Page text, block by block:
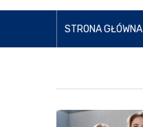
STRONA GŁÓWNA